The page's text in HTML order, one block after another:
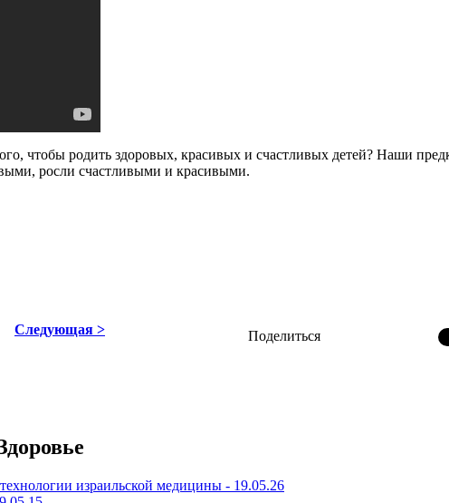
чтобы родить здоровых, красивых и счастливых детей? Наши
росли счастливыми и красивыми.
Поделиться
Следующая >
израильской медицины - 19.05.26